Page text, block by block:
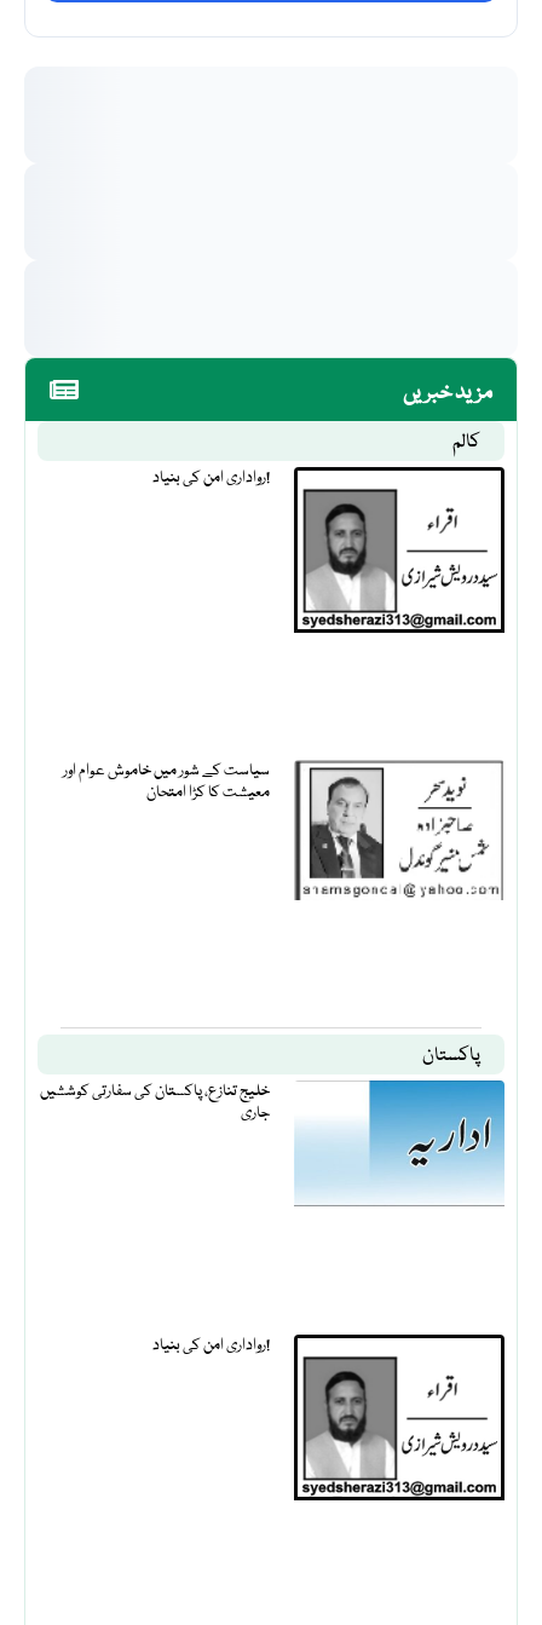
مزید خبریں
کالم
رواداری امن کی بنیاد!
سیاست کے شور میں خاموش عوام اور
معیشت کا کڑا امتحان
پاکستان
خلیج تنازع، پاکستان کی سفارتی کوششیں
جاری
رواداری امن کی بنیاد!